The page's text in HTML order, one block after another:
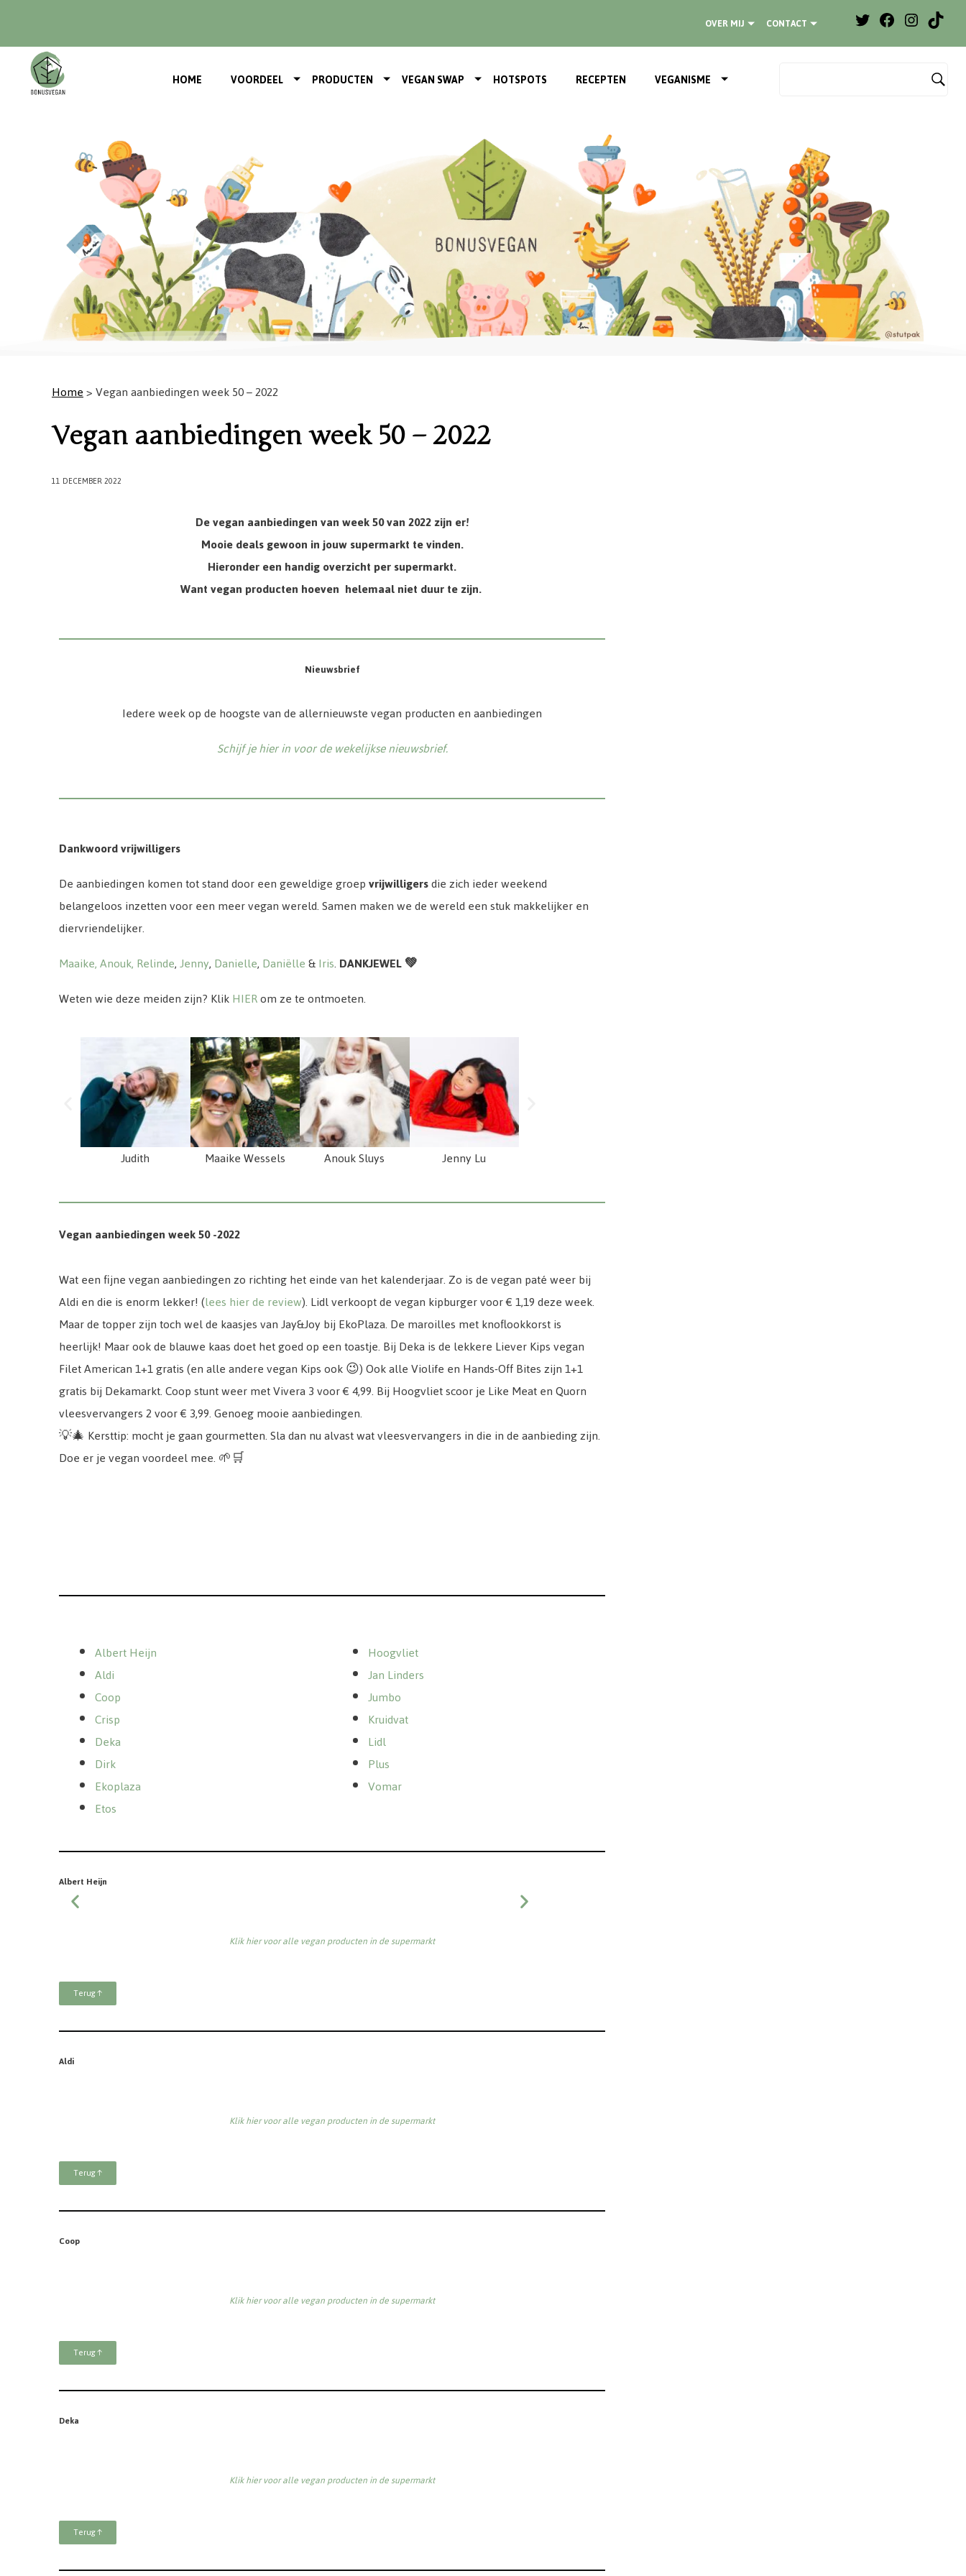
OVER MIJ CONTACT
HOME VOORDEEL PRODUCTEN VEGAN SWAP HOTSPOTS RECEPTEN VEGANISME
Home> Vegan aanbiedingen week 50 – 2022
Vegan aanbiedingen week 50 – 2022
11 DECEMBER 2022
De vegan aanbiedingen van week 50 van 2022 zijn er!
Mooie deals gewoon in jouw supermarkt te vinden.
Hieronder een handig overzicht per supermarkt.
Want vegan producten hoeven helemaal niet duur te zijn.
Nieuwsbrief
Iedere week op de hoogste van de allernieuwste vegan producten en aanbiedingen
Schijf je hier in voor de wekelijkse nieuwsbrief.
Dankwoord vrijwilligers
De aanbiedingen komen tot stand door een geweldige groepvrijwilligersdie zich ieder weekend
belangeloos inzetten voor een meer vegan wereld. Samen maken we de wereld een stuk makkelijker en
diervriendelijker.
Maaike,Anouk,Relinde,Jenny,Danielle,Daniëlle&Iris.DANKJEWEL 💚
Weten wie deze meiden zijn? KlikHIERom ze te ontmoeten.
Judith Maaike Wessels Anouk Sluys Jenny Lu
Vegan aanbiedingen week 50 -2022
Wat een fijne vegan aanbiedingen zo richting het einde van het kalenderjaar. Zo is de vegan paté weer bij
Aldi en die is enorm lekker! (lees hier de review). Lidl verkoopt de vegan kipburger voor € 1,19 deze week.
Maar de topper zijn toch wel de kaasjes van Jay&Joy bij EkoPlaza. De maroilles met knoflookkorst is
heerlijk! Maar ook de blauwe kaas doet het goed op een toastje. Bij Deka is de lekkere Liever Kips vegan
Filet American 1+1 gratis (en alle andere vegan Kips ook 😉) Ook alle Violife en Hands-Off Bites zijn 1+1
gratis bij Dekamarkt. Coop stunt weer met Vivera 3 voor € 4,99. Bij Hoogvliet scoor je Like Meat en Quorn
vleesvervangers 2 voor € 3,99. Genoeg mooie aanbiedingen.
💡🎄 Kersttip: mocht je gaan gourmetten. Sla dan nu alvast wat vleesvervangers in die in de aanbieding zijn.
Doe er je vegan voordeel mee. 🌱🛒
Albert Heijn
Aldi
Coop
Crisp
Deka
Dirk
Ekoplaza
Etos
Hoogvliet
Jan Linders
Jumbo
Kruidvat
Lidl
Plus
Vomar
Albert Heijn
Klik hier voor alle vegan producten in de supermarkt
Terug ↑
Aldi
Klik hier voor alle vegan producten in de supermarkt
Terug ↑
Coop
Klik hier voor alle vegan producten in de supermarkt
Terug ↑
Deka
Klik hier voor alle vegan producten in de supermarkt
Terug ↑